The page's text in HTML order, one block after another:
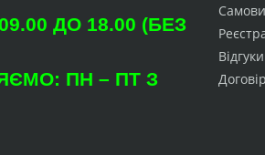
Відгуки
ДО 18.00 (БЕЗ
ПН – ПТ З